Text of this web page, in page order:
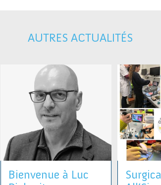
AUTRES ACTUALITÉS
Bienvenue à Luc